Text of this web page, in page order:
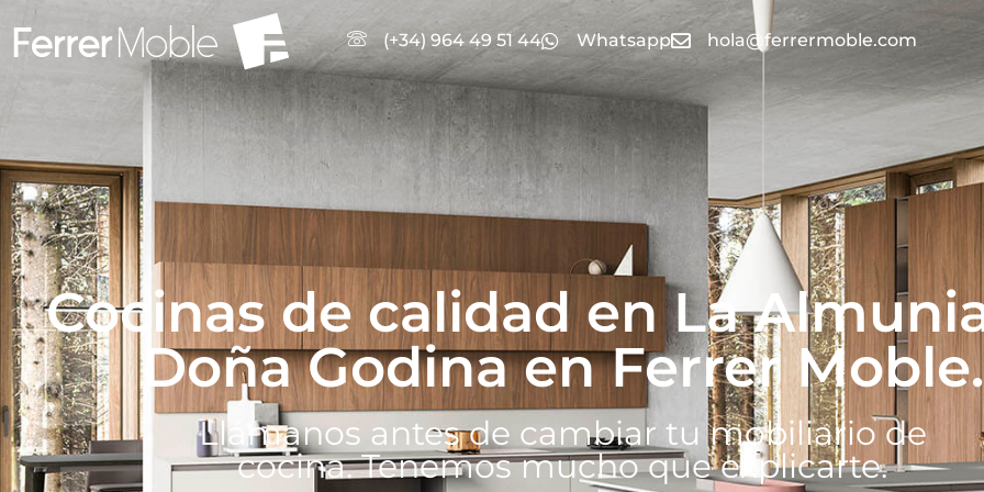
(+34) 964 49 51 44 Whatsapp hola@ferrermoble.com
Cocinas de calidad en La
Doña Godina en Ferrer Moble.
Llámanos antes de cambiar tu mobiliario de
cocina. Tenemos mucho que explicarte.